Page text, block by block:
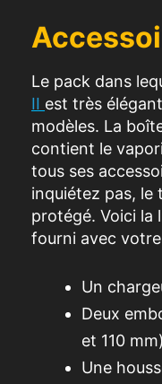
Le pack dans
II est très
modèles. La
contient le
tous ses
inquiétez pas, le
protégé. Voici la
fourni avec
Un
Deux
et 110 mm)
Une